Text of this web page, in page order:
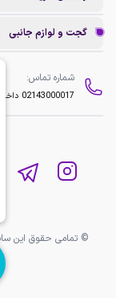
گجت و لوازم جانبی
شماره تماس:
02143000017 داخلی 2
© تمامی حقوق این